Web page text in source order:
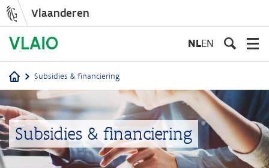
gaan
Vlaanderen
NLEN
Kruimelpad
Subsidies & financiering
Subsidies & financiering